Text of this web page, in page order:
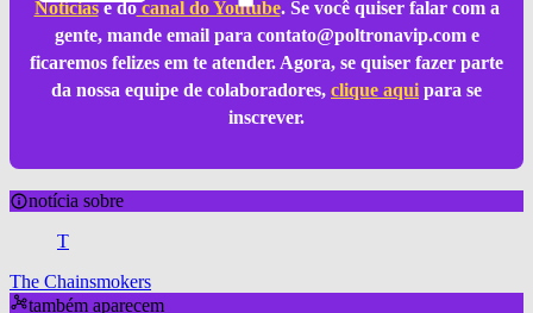
Notíciase docanal do Youtube. Se você quiser falar com a
gente, mande email para contato@poltronavip.come
ficaremos felizes em te atender. Agora, se quiser fazer parte
da nossa equipe de colaboradores, clique aqui para se
inscrever.
notícia sobre
T
The Chainsmokers
também aparecem